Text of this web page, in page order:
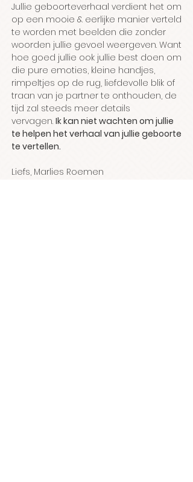
Jullie geboorteverhaal verdient het om
op een mooie & eerlijke manier verteld
te worden met beelden die zonder
woorden jullie gevoel weergeven. Want
hoe goed jullie ook jullie best doen om
die pure emoties, kleine handjes,
rimpeltjes op de rug, liefdevolle blik of
traan van je partner te onthouden, de
tijd zal steeds meer details
vervagen. Ik kan niet wachten om jullie
te helpen het verhaal van jullie geboorte
te vertellen.
Liefs, Marlies Roemen